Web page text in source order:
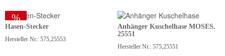
%
Hasen-Stecker
Hersteller Nr.: 575,25553
Anhänger Kuschelhase MOSES.
25551
Hersteller Nr.: 575,25551